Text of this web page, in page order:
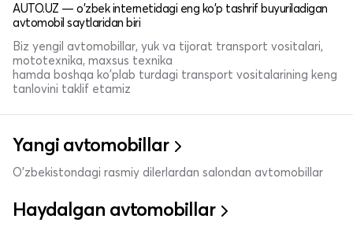
AUTO.UZ — o'zbek internetidagi eng ko'p tashrif buyuriladigan
avtomobil saytlaridan biri
Biz yengil avtomobillar, yuk va tijorat transport vositalari,
mototexnika, maxsus texnika
hamda boshqa ko'plab turdagi transport vositalarining keng
tanlovini taklif etamiz
Yangi avtomobillar
O'zbekistondagi rasmiy dilerlardan salondan avtomobillar
Haydalgan avtomobillar